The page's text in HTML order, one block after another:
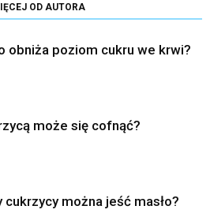
OD AUTORA
obniża poziom cukru we krwi?
może się cofnąć?
cukrzycy można jeść masło?